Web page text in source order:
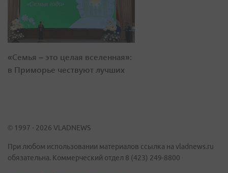
«Семья – это целая вселенная»:
в Приморье чествуют лучших
© 1997 - 2026 VLADNEWS
При любом использовании материалов ссылка на vladnews.ru
обязательна. Коммерческий отдел 8 (423) 249-8800